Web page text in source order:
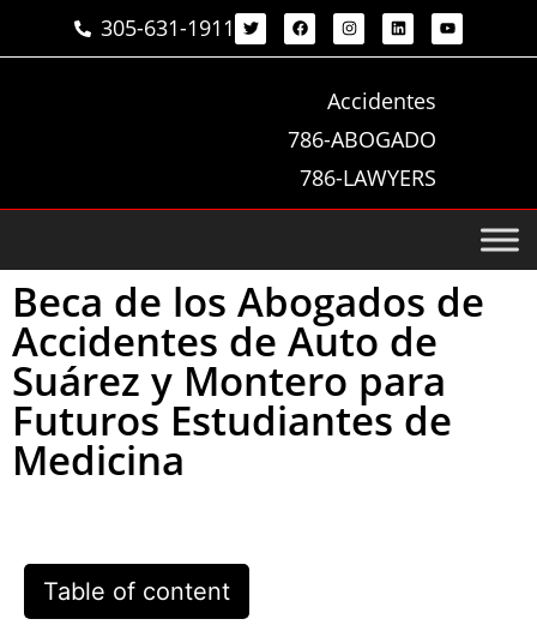
305-631-1911
Accidentes
786-ABOGADO
786-LAWYERS
Beca de los Abogados de
Accidentes de Auto de
Suárez y Montero para
Futuros Estudiantes de
Medicina
Table of content